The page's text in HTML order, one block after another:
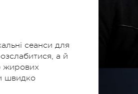
сеанси для
а й
жирових
швидко